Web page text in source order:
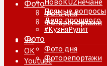
Фото
Фото дня
Фоторепортажи
VK
ОК
Youtube
НовоKUZнечане
Прямые вопросы
Дело прошлого
#КузняРулит
Фото
Фото дня
Фоторепортажи